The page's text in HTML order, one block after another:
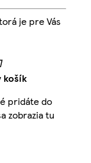
je pre Vás
košík
pridáte do
zobrazia tu